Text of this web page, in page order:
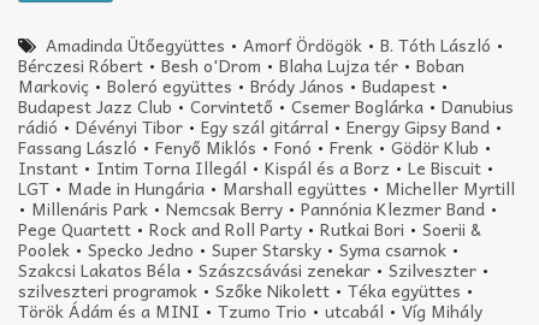
Amadinda Ütőegyüttes •Amorf Ördögök •B. Tóth László •
Bérczesi Róbert • Besh o'Drom • Blaha Lujza tér • Boban
Markoviç • Boleró együttes • Bródy János• Budapest •
Budapest Jazz Club•Corvintető •Csemer Boglárka • Danubius
rádió• Dévényi Tibor • Egy szál gitárral • Energy Gipsy Band •
Fassang László • Fenyő Miklós •Fonó • Frenk •Gödör Klub •
Instant• Intim Torna Illegál • Kispál és a Borz • Le Biscuit •
LGT • Made in Hungária • Marshall együttes • Micheller Myrtill
• Millenáris Park • Nemcsak Berry • Pannónia Klezmer Band •
Pege Quartett • Rock and Roll Party • Rutkai Bori • Soerii &
Poolek • Specko Jedno • Super Starsky • Syma csarnok •
Szakcsi Lakatos Béla • Szászcsávási zenekar • Szilveszter •
szilveszteri programok • Szőke Nikolett • Téka együttes •
Török Ádám és a MINI • Tzumo Trio • utcabál • Víg Mihály